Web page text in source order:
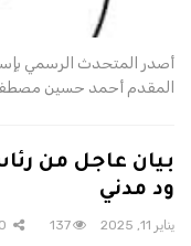
أصدر المتحدث الرسمي
المقدم أحمد حسين
بيان عاجل من
ود مدني
يناير 11, 2025 137